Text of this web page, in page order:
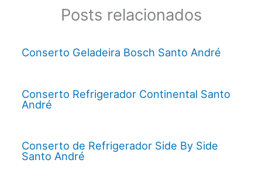
Posts relacionados
Conserto Geladeira Bosch Santo André
Conserto Refrigerador Continental Santo
André
Conserto de Refrigerador Side By Side
Santo André